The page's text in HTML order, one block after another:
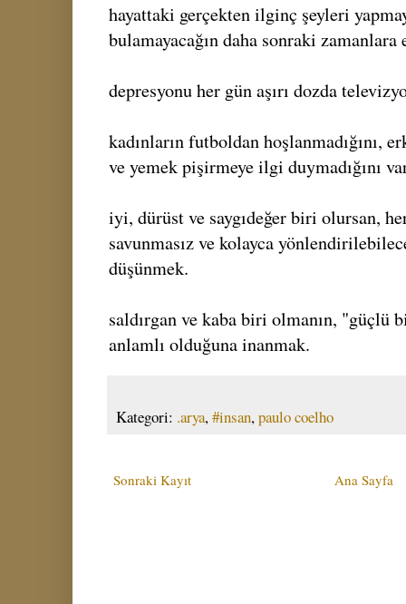
hayattaki gerçekten ilginç şeyleri
bulamayacağın daha sonraki
depresyonu her gün aşırı dozda
kadınların futboldan hoşlanmadığını,
ve yemek pişirmeye ilgi duymadığını
iyi, dürüst ve saygıdeğer biri olursan,
savunmasız ve kolayca
düşünmek.
saldırgan ve kaba biri olmanın, "güçlü
anlamlı olduğuna inanmak.
Kategori: .arya,#insan,paulo coelho
Sonraki Kayıt Ana Sayfa